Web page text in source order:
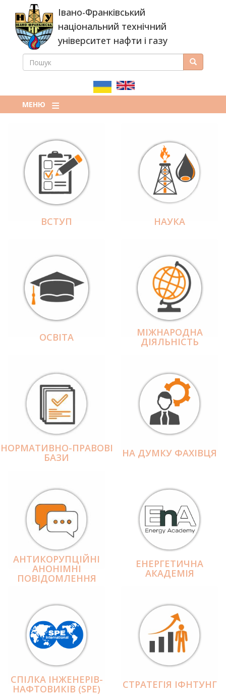
основного
вмісту
Івано-Франківський
національний технічний
університет нафти і газу
ПОШУКОВА
ПОШУК Пошук
МЕНЮ
ВСТУП НАУКА
ОСВІТА МІЖНАРОДНА
ДІЯЛЬНІCТЬ
НОРМАТИВНО-ПРАВОВІ
БАЗИ НА ДУМКУ ФАХІВЦЯ
АНТИКОРУПЦІЙНІ
АНОНІМНІ
ПОВІДОМЛЕННЯ
ЕНЕРГЕТИЧНА
АКАДЕМІЯ
СПІЛКА ІНЖЕНЕРІВ-
НАФТОВИКІВ (SPE) СТРАТЕГІЯ ІФНТУНГ